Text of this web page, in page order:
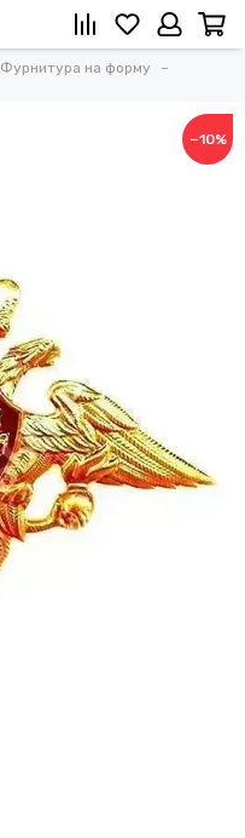
Фурнитура на форму
−10%